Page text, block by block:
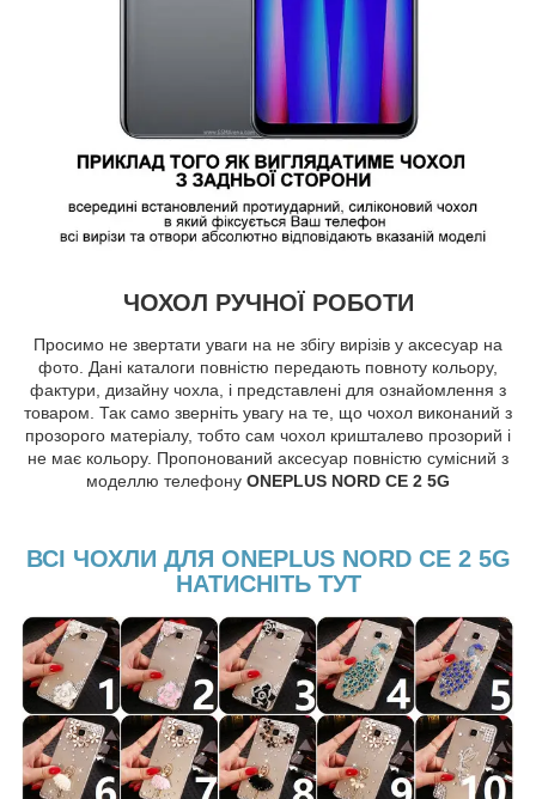
ЧОХОЛ РУЧНОЇ РОБОТИ
Просимо не звертати уваги на не збігу вирізів у аксесуар на
фото. Дані каталоги повністю передають повноту кольору,
фактури, дизайну чохла, і представлені для ознайомлення з
товаром. Так само зверніть увагу на те, що чохол виконаний з
прозорого матеріалу, тобто сам чохол кришталево прозорий і
не має кольору. Пропонований аксесуар повністю сумісний з
моделлю телефону ONEPLUS NORD CE 2 5G
ВСІ ЧОХЛИ ДЛЯ ONEPLUS NORD CE 2 5G
НАТИСНІТЬ ТУТ